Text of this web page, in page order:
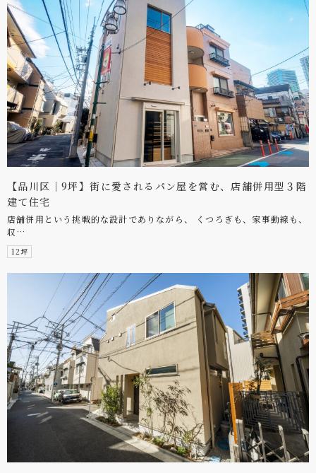
【品川区｜9坪】街に愛されるパン屋を営む、店舗併用型３階
建て住宅
店舗併用という挑戦的な設計でありながら、 くつろぎも、家事動線も、
収…
12坪